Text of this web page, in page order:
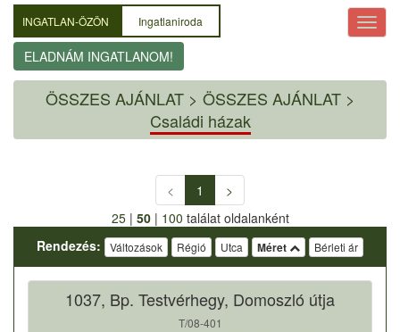
INGATLAN-ÖZÖN Ingatlaniroda
ELADNÁM INGATLANOM!
ÖSSZES AJÁNLAT> ÖSSZES AJÁNLAT >
Családi házak
< 1
>
25| 50| 100 találat oldalanként
Rendezés:
Változások Régió Utca Méret Bérleti ár
1037, Bp. Testvérhegy, Domoszló útja
T/08-401